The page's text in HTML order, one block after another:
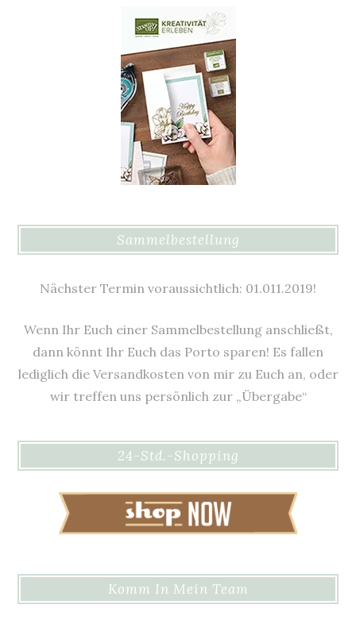
Sammelbestellung
Nächster Termin voraussichtlich: 01.011.2019!
Wenn Ihr Euch einer Sammelbestellung anschließt,
dann könnt Ihr Euch das Porto sparen! Es fallen
lediglich die Versandkosten von mir zu Euch an, oder
wir treffen uns persönlich zur „Übergabe“
24-Std.-Shopping
Komm In Mein Team